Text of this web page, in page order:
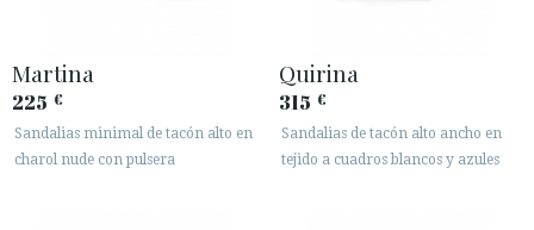
Martina
225 €
Sandalias minimal de tacón alto en
charol nude con pulsera
Quirina
315 €
Sandalias de tacón alto ancho en
tejido a cuadros blancos y azules